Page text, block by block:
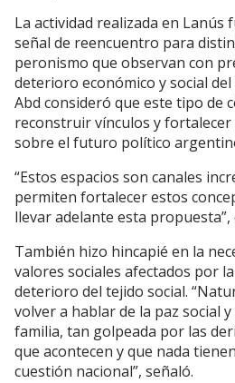
La actividad realizada en Lanús
señal de reencuentro para
peronismo que observan con
deterioro económico y social del
Abd consideró que este tipo de
reconstruir vínculos y
sobre el futuro político
“Estos espacios son canales
permiten fortalecer estos
llevar adelante esta propuesta”,
También hizo hincapié en la
valores sociales afectados por
deterioro del tejido social.
volver a hablar de la paz social
familia, tan golpeada por las
que acontecen y que nada
cuestión nacional”, señaló.